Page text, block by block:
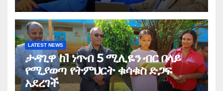
LATEST NEWS
ታዳጊዋ ከ1 ነጥብ 5 ሚሊዬን ብር በላይ
የሚያወጣ የትምህርት ቁሳቁስ ድጋፍ
አደረገች